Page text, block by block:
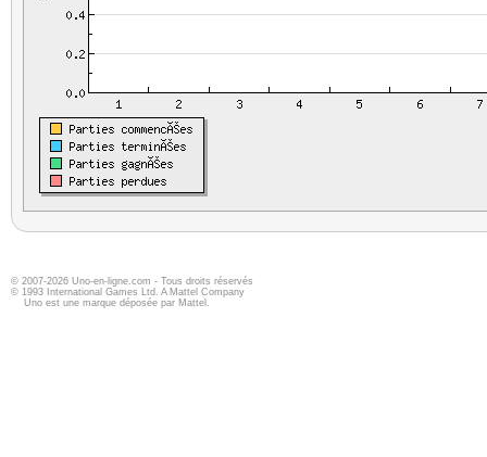
© 2007-2026 Uno-en-ligne.com - Tous droits réservés
© 1993 International Games Ltd. A Mattel Company
Uno est une marque déposée par Mattel.